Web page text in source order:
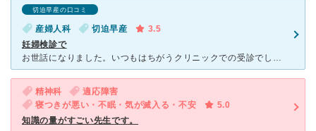
切迫早産の口コミ
産婦人科 切迫早産
3.5
妊婦検診で
お世話になりました。いつもはちがうクリニックでの受診でしたが、休診日のため、提携先のこちらの病院を受診しました。 予約外にもかかわらず、あまり待ち時間はなくたすかりましたが。お腹はってるのに仕事やす
精神科
適応障害
寝つきが悪い・不眠・気が滅入る・不安
5.0
知識の量がすごい先生です。